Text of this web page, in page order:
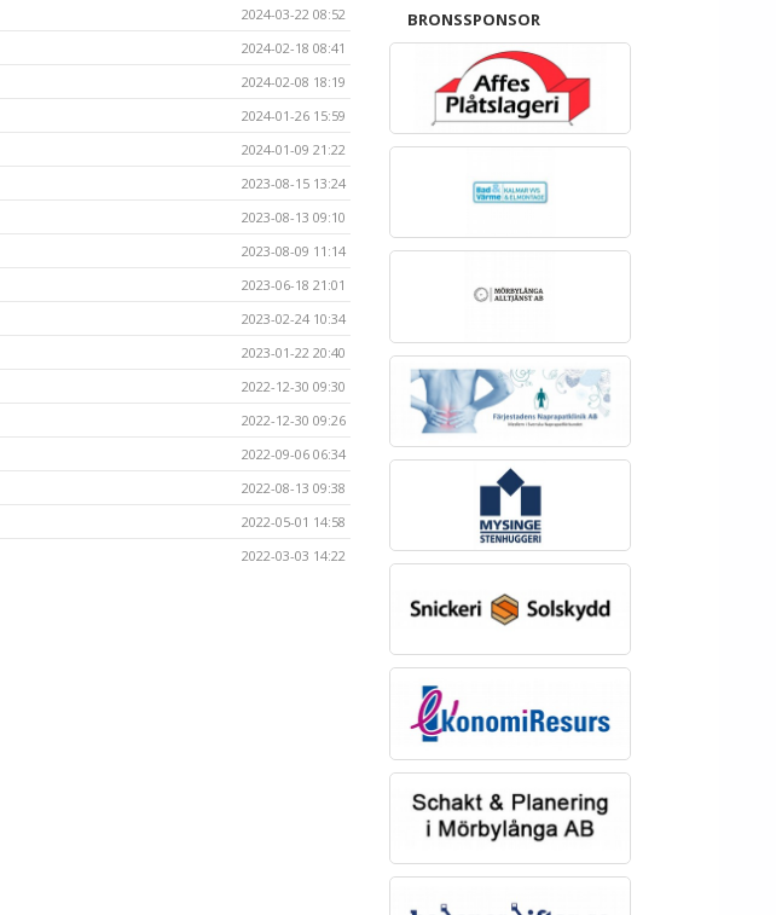
2024-03-22 08:52
2024-02-18 08:41
2024-02-08 18:19
2024-01-26 15:59
2024-01-09 21:22
2023-08-15 13:24
2023-08-13 09:10
2023-08-09 11:14
2023-06-18 21:01
2023-02-24 10:34
2023-01-22 20:40
2022-12-30 09:30
2022-12-30 09:26
2022-09-06 06:34
2022-08-13 09:38
2022-05-01 14:58
2022-03-03 14:22
BRONSSPONSOR